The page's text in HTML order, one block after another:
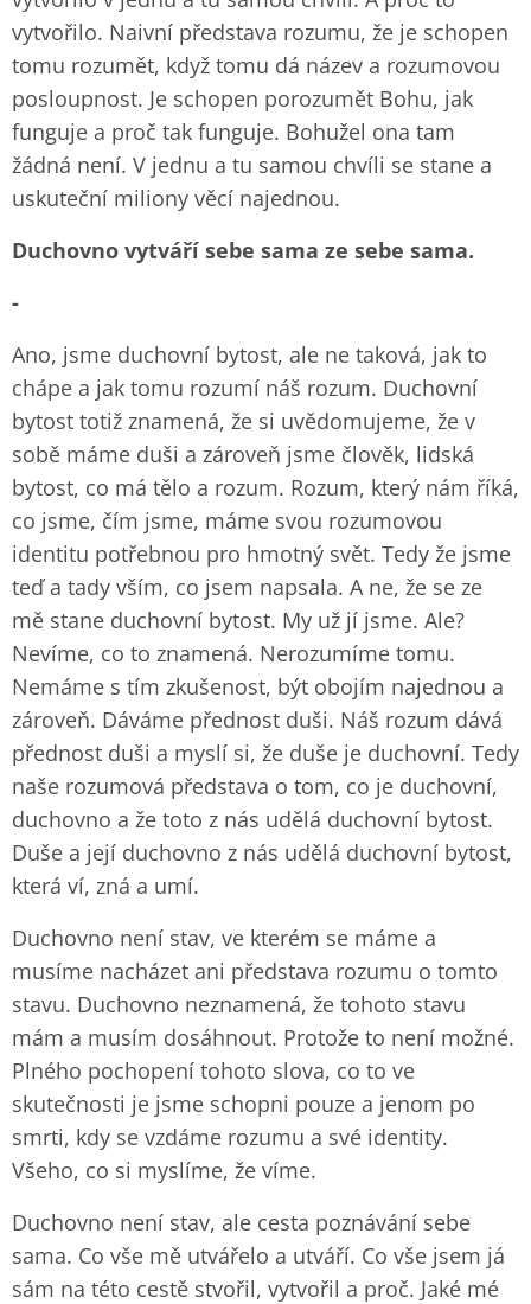
vytvořilo. Naivní představa rozumu, že je schopen
tomu rozumět, když tomu dá název a rozumovou
posloupnost. Je schopen porozumět Bohu, jak
funguje a proč tak funguje. Bohužel ona tam
žádná není. V jednu a tu samou chvíli se stane a
uskuteční miliony věcí najednou.
Duchovno vytváří sebe sama ze sebe sama.
-
Ano, jsme duchovní bytost, ale ne taková, jak to
chápe a jak tomu rozumí náš rozum. Duchovní
bytost totiž znamená, že si uvědomujeme, že v
sobě máme duši a zároveň jsme člověk, lidská
bytost, co má tělo a rozum. Rozum, který nám říká,
co jsme, čím jsme, máme svou rozumovou
identitu potřebnou pro hmotný svět. Tedy že jsme
teď a tady vším, co jsem napsala. A ne, že se ze
mě stane duchovní bytost. My už jí jsme. Ale?
Nevíme, co to znamená. Nerozumíme tomu.
Nemáme s tím zkušenost, být obojím najednou a
zároveň. Dáváme přednost duši. Náš rozum dává
přednost duši a myslí si, že duše je duchovní. Tedy
naše rozumová představa o tom, co je duchovní,
duchovno a že toto z nás udělá duchovní bytost.
Duše a její duchovno z nás udělá duchovní bytost,
která ví, zná a umí.
Duchovno není stav, ve kterém se máme a
musíme nacházet ani představa rozumu o tomto
stavu. Duchovno neznamená, že tohoto stavu
mám a musím dosáhnout. Protože to není možné.
Plného pochopení tohoto slova, co to ve
skutečnosti je jsme schopni pouze a jenom po
smrti, kdy se vzdáme rozumu a své identity.
Všeho, co si myslíme, že víme.
Duchovno není stav, ale cesta poznávání sebe
sama. Co vše mě utvářelo a utváří. Co vše jsem já
sám na této cestě stvořil, vytvořil a proč. Jaké mé